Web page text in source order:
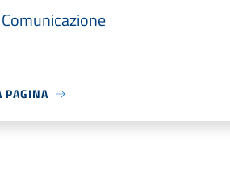
PAGINA